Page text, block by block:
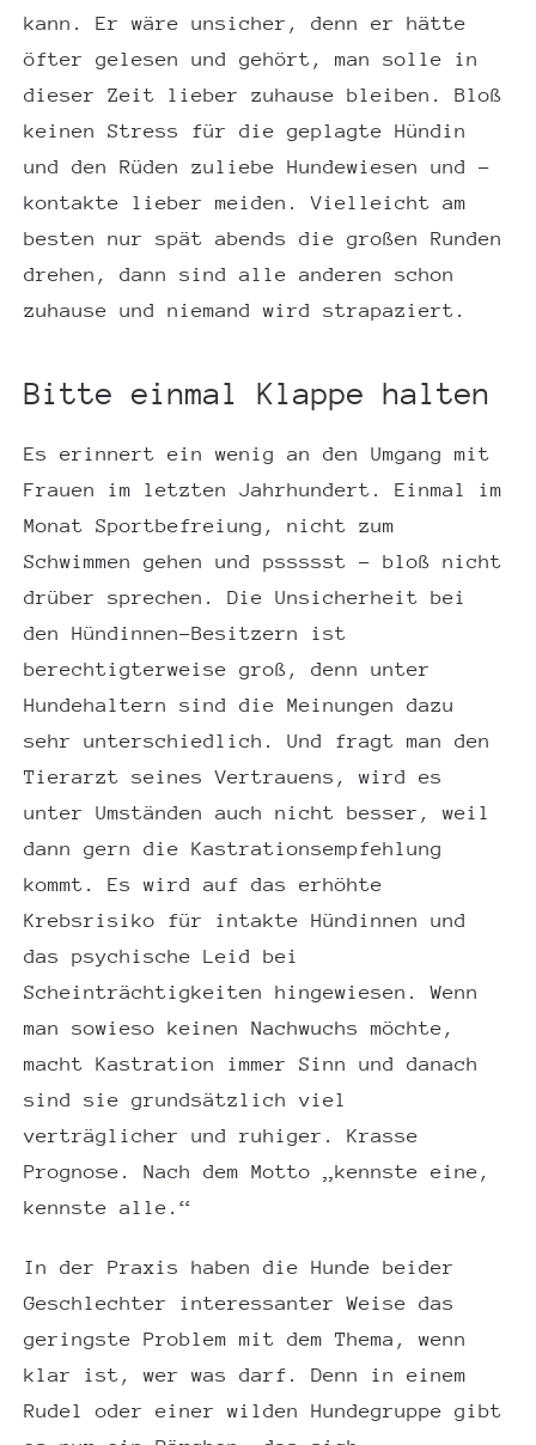
kann. Er wäre unsicher, denn er hätte
öfter gelesen und gehört, man solle in
dieser Zeit lieber zuhause bleiben. Bloß
keinen Stress für die geplagte Hündin
und den Rüden zuliebe Hundewiesen und -
kontakte lieber meiden. Vielleicht am
besten nur spät abends die großen Runden
drehen, dann sind alle anderen schon
zuhause und niemand wird strapaziert.
Bitte einmal Klappe halten
Es erinnert ein wenig an den Umgang mit
Frauen im letzten Jahrhundert. Einmal im
Monat Sportbefreiung, nicht zum
Schwimmen gehen und pssssst – bloß nicht
drüber sprechen. Die Unsicherheit bei
den Hündinnen-Besitzern ist
berechtigterweise groß, denn unter
Hundehaltern sind die Meinungen dazu
sehr unterschiedlich. Und fragt man den
Tierarzt seines Vertrauens, wird es
unter Umständen auch nicht besser, weil
dann gern die Kastrationsempfehlung
kommt. Es wird auf das erhöhte
Krebsrisiko für intakte Hündinnen und
das psychische Leid bei
Scheinträchtigkeiten hingewiesen. Wenn
man sowieso keinen Nachwuchs möchte,
macht Kastration immer Sinn und danach
sind sie grundsätzlich viel
verträglicher und ruhiger. Krasse
Prognose. Nach dem Motto „kennste eine,
kennste alle.“
In der Praxis haben die Hunde beider
Geschlechter interessanter Weise das
geringste Problem mit dem Thema, wenn
klar ist, wer was darf. Denn in einem
Rudel oder einer wilden Hundegruppe gibt